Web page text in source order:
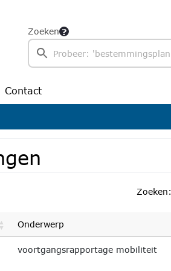
Zoeken
Contact
Zoeken:
Onderwerp
voortgangsrapportage mobiliteit